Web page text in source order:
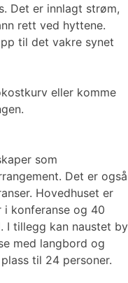
Det er innlagt strøm,
rett ved hyttene.
til det vakre synet
eller komme
som
Det er også
Hovedhuset er
konferanse og 40
I tillegg kan naustet by
med langbord og
til 24 personer.